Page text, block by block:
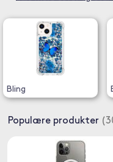
Bling
Populære produkter